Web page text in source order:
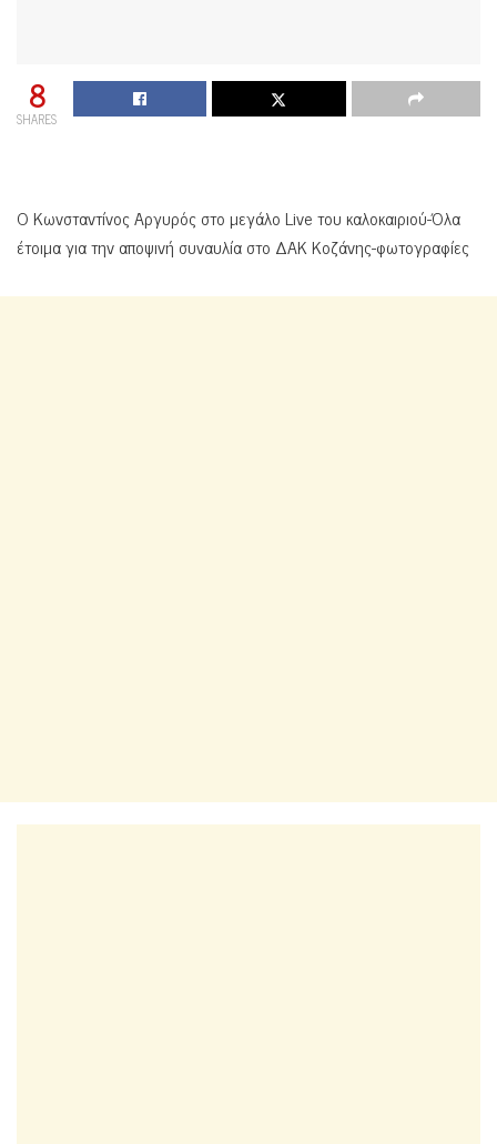
8
SHARES
Ο Κωνσταντίνος Αργυρός στο μεγάλο Live του καλοκαιριού-Όλα
έτοιμα για την αποψινή συναυλία στο ΔΑΚ Κοζάνης-φωτογραφίες